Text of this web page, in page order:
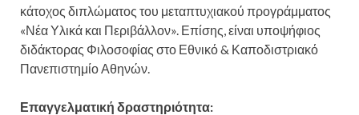
κάτοχος διπλώματος του μεταπτυχιακού προγράμματος
«Νέα Υλικά και Περιβάλλον». Επίσης, είναι υποψήφιος
διδάκτορας Φιλοσοφίας στο Εθνικό & Καποδιστριακό
Πανεπιστημίο Αθηνών.
Επαγγελματική δραστηριότητα: